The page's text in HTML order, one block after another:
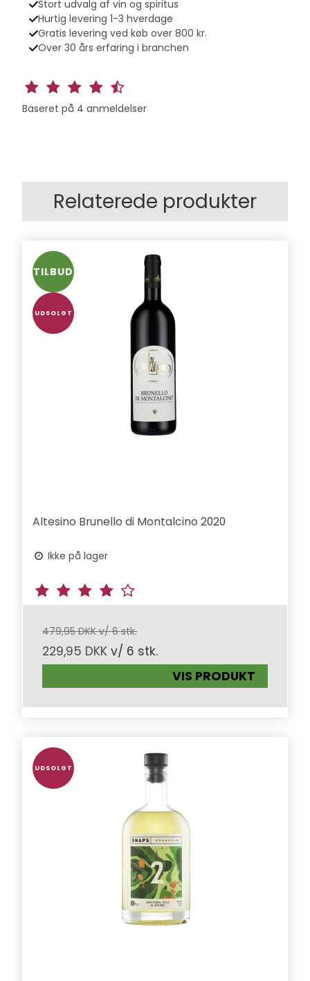
Stort udvalg af vin og spiritus
Hurtig levering 1-3 hverdage
Gratis levering ved køb over 800 kr.
Over 30 års erfaring i branchen
Baseret på 4 anmeldelser
Relaterede produkter
TILBUD
UDSOLGT
Altesino Brunello di Montalcino 2020
Ikke på lager
479,95 DKK v/ 6 stk.
229,95 DKK v/ 6 stk.
VIS PRODUKT
UDSOLGT